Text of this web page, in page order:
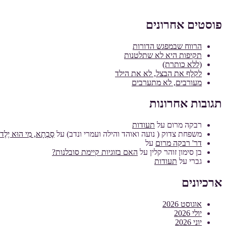
פוסטים אחרונים
הרווח שבמפגש הדורות
תקיפות היא לא שתלטנות
(ללא כותרת)
לקלף את הבצל, לא את הילד
מעורבים, לא מתערבים
תגובות אחרונות
רבקה מרום על תעודות
משפחת צדוק ( נועה ואוהד והילה ועמרי ונדב) על סָבְתָא, מִי הוּא
דר' רבקה מרום על
בן סימון זוהר קלין על האם בזוגיות קיימת סובלנות?
גברי על תעודות
ארכיונים
אוגוסט 2026
יולי 2026
יוני 2026